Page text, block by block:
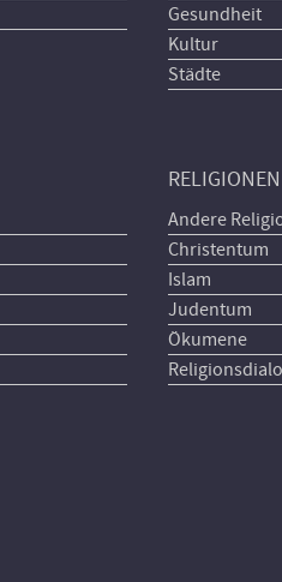
Gesundheit
Kultur
Städte
RELIGIONEN
Andere
Christentum
Islam
Judentum
Ökumene